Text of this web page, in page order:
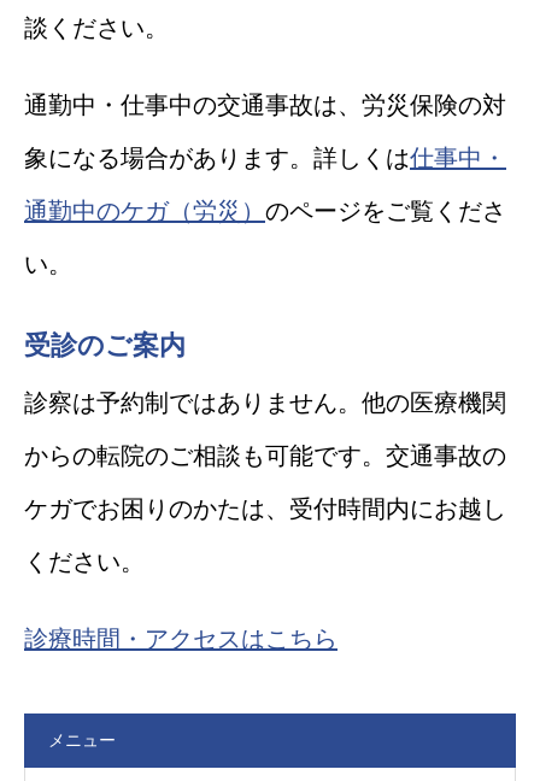
談ください。
通勤中・仕事中の交通事故は、労災保険の対
象になる場合があります。詳しくは仕事中・
通勤中のケガ（労災） のページをご覧くださ
い。
受診のご案内
診察は予約制ではありません。他の医療機関
からの転院のご相談も可能です。交通事故の
ケガでお困りのかたは、受付時間内にお越し
ください。
診療時間・アクセスはこちら
メニュー